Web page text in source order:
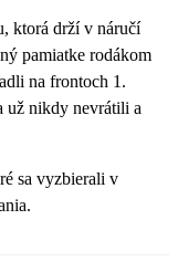
ktorá drží v náručí
pamiatke rodákom
na frontoch 1.
už nikdy nevrátili a
sa vyzbierali v